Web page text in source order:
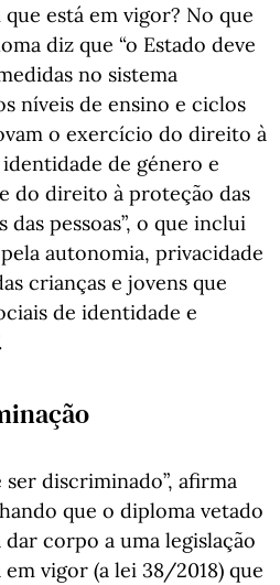
está em vigor? No que
diz que “o Estado deve
no sistema
níveis de ensino e ciclos
o exercício do direito à
de género e
do direito à proteção das
pessoas”, o que inclui
autonomia, privacidade
crianças e jovens que
de identidade e
discriminado”, afirma
que o diploma vetado
corpo a uma legislação
vigor (a lei 38/2018) que